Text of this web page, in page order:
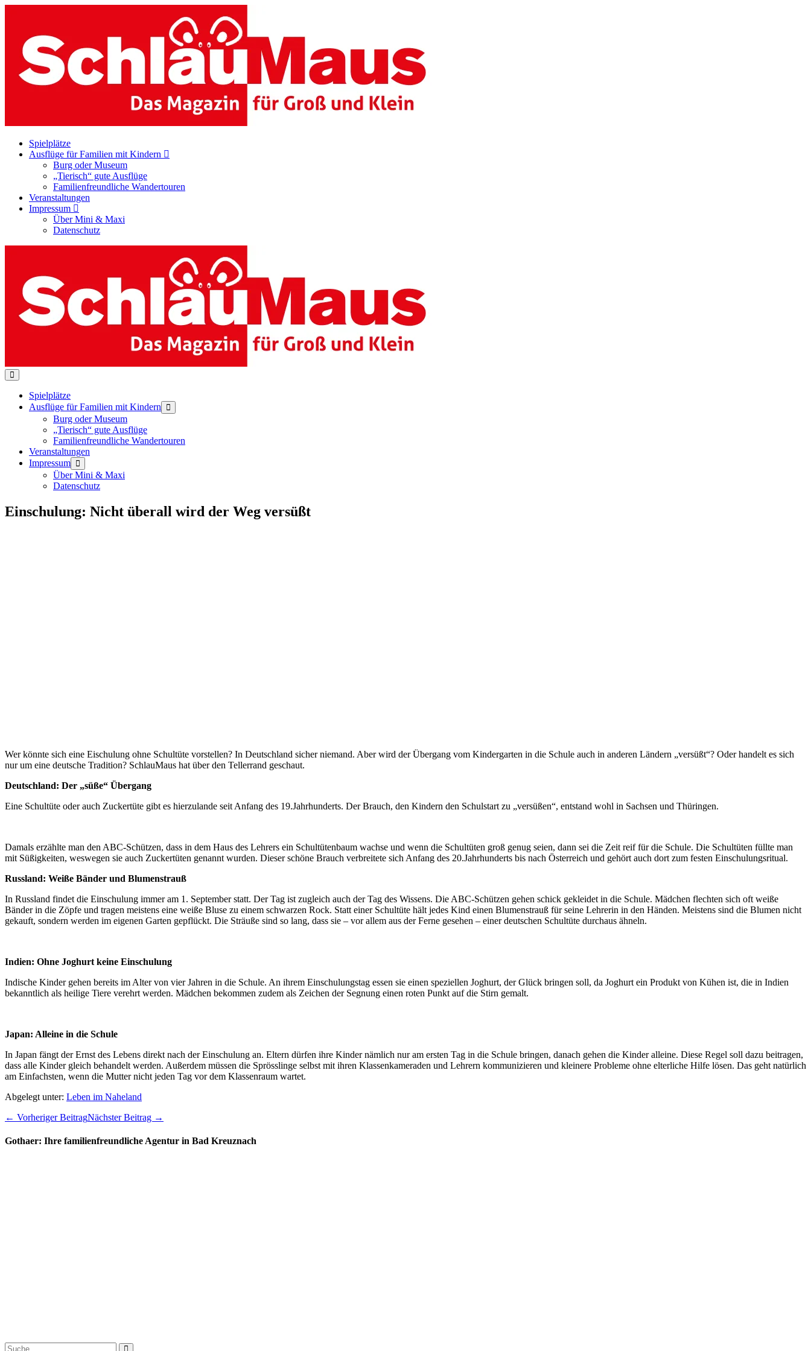
Spielplätze
Ausflüge für Familien mit Kindern
Burg oder Museum
„Tierisch“ gute Ausflüge
Familienfreundliche Wandertouren
Veranstaltungen
Impressum
Über Mini & Maxi
Datenschutz
Menü-
Schalter
Spielplätze
Ausflüge für Familien mit Kindern
Menü-
Schalter
Burg oder Museum
„Tierisch“ gute Ausflüge
Familienfreundliche Wandertouren
Veranstaltungen
Impressum Menü-
Schalter
Über Mini & Maxi
Datenschutz
Einschulung: Nicht überall wird der Weg versüßt
Wer könnte sich eine Eischulung ohne Schultüte vorstellen? In Deutschland sicher niemand. Aber wird der Übergang vom Kindergarten in die Schule auch in anderen Ländern „versüßt“? Oder handelt es sich
nur um eine deutsche Tradition? SchlauMaus hat über den Tellerrand geschaut.
Deutschland: Der „süße“ Übergang
Eine Schultüte oder auch Zuckertüte gibt es hierzulande seit Anfang des 19.Jahrhunderts. Der Brauch, den Kindern den Schulstart zu „versüßen“, entstand wohl in Sachsen und Thüringen.
Damals erzählte man den ABC-Schützen, dass in dem Haus des Lehrers ein Schultütenbaum wachse und wenn die Schultüten groß genug seien, dann sei die Zeit reif für die Schule. Die Schultüten füllte man
mit Süßigkeiten, weswegen sie auch Zuckertüten genannt wurden. Dieser schöne Brauch verbreitete sich Anfang des 20.Jahrhunderts bis nach Österreich und gehört auch dort zum festen Einschulungsritual.
Russland: Weiße Bänder und Blumenstrauß
In Russland findet die Einschulung immer am 1. September statt. Der Tag ist zugleich auch der Tag des Wissens. Die ABC-Schützen gehen schick gekleidet in die Schule. Mädchen flechten sich oft weiße
Bänder in die Zöpfe und tragen meistens eine weiße Bluse zu einem schwarzen Rock. Statt einer Schultüte hält jedes Kind einen Blumenstrauß für seine Lehrerin in den Händen. Meistens sind die Blumen nicht
gekauft, sondern werden im eigenen Garten gepflückt. Die Sträuße sind so lang, dass sie – vor allem aus der Ferne gesehen – einer deutschen Schultüte durchaus ähneln.
Indien: Ohne Joghurt keine Einschulung
Indische Kinder gehen bereits im Alter von vier Jahren in die Schule. An ihrem Einschulungstag essen sie einen speziellen Joghurt, der Glück bringen soll, da Joghurt ein Produkt von Kühen ist, die in Indien
bekanntlich als heilige Tiere verehrt werden. Mädchen bekommen zudem als Zeichen der Segnung einen roten Punkt auf die Stirn gemalt.
Japan: Alleine in die Schule
In Japan fängt der Ernst des Lebens direkt nach der Einschulung an. Eltern dürfen ihre Kinder nämlich nur am ersten Tag in die Schule bringen, danach gehen die Kinder alleine. Diese Regel soll dazu beitragen,
dass alle Kinder gleich behandelt werden. Außerdem müssen die Sprösslinge selbst mit ihren Klassenkameraden und Lehrern kommunizieren und kleinere Probleme ohne elterliche Hilfe lösen. Das geht natürlich
am Einfachsten, wenn die Mutter nicht jeden Tag vor dem Klassenraum wartet.
Abgelegt unter: Leben im Naheland
Beitragsnavigation
← Vorheriger BeitragNächster Beitrag →
Gothaer: Ihre familienfreundliche Agentur in Bad Kreuznach
Suche